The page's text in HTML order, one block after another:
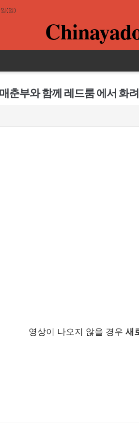
(일)
춘부와 함께 레드룸 에서 화
영상이 나오지 않을 경우 새